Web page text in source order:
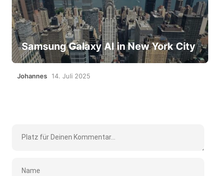
Samsung Galaxy AI in New York City
Johannes 14. Juli 2025